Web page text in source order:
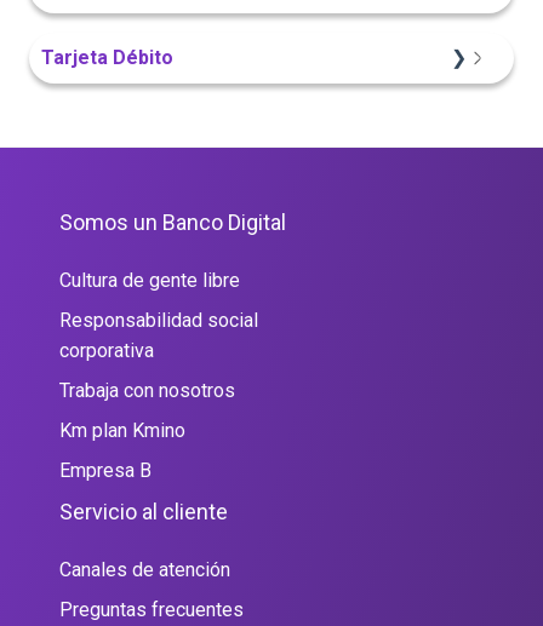
Tarjeta Débito
Somos un Banco Digital
Cultura de gente libre
Responsabilidad social
corporativa
Trabaja con nosotros
Km plan Kmino
Empresa B
Servicio al cliente
Canales de atención
Preguntas frecuentes